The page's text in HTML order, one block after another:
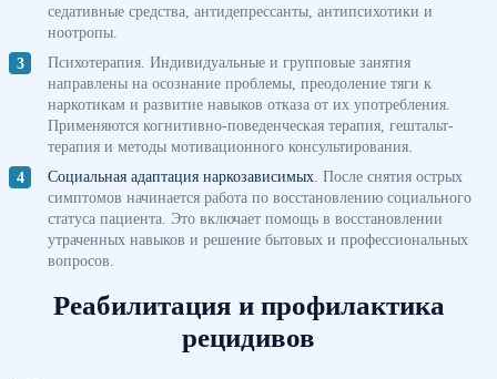
седативные средства, антидепрессанты, антипсихотики и
ноотропы.
Психотерапия. Индивидуальные и групповые занятия
направлены на осознание проблемы, преодоление тяги к
наркотикам и развитие навыков отказа от их употребления.
Применяются когнитивно-поведенческая терапия, гештальт-
терапия и методы мотивационного консультирования.
Социальная адаптация наркозависимых . После снятия острых
симптомов начинается работа по восстановлению социального
статуса пациента. Это включает помощь в восстановлении
утраченных навыков и решение бытовых и профессиональных
вопросов.
Реабилитация и профилактика
рецидивов